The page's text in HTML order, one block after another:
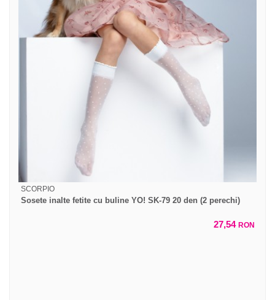
SCORPIO
Sosete inalte fetite cu buline YO! SK-79 20 den (2 perechi)
27,54 RON